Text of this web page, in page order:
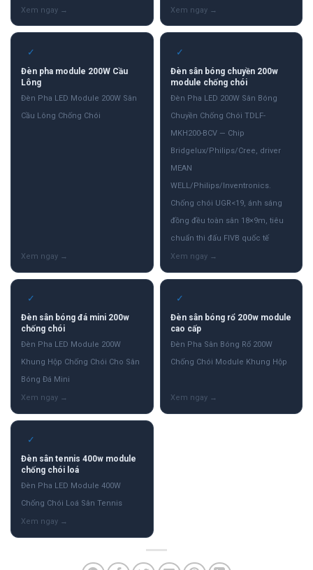
✓
Đèn pha module 200W Cầu
Lông
Đèn Pha LED Module 200W Sân
Cầu Lông Chống Chói
✓
Đèn sân bóng chuyền 200w
module chống chói
Đèn Pha LED 200W Sân Bóng
Chuyền Chống Chói TDLF-
MKH200-BCV — Chip
Bridgelux/Philips/Cree, driver
MEAN
WELL/Philips/Inventronics.
Chống chói UGR<19, ánh sáng
đồng đều toàn sân 18×9m, tiêu
chuẩn thi đấu FIVB quốc tế
✓
Đèn sân bóng đá mini 200w
chống chói
Đèn Pha LED Module 200W
Khung Hộp Chống Chói Cho Sân
Bóng Đá Mini
✓
Đèn sân bóng rổ 200w module
cao cấp
Đèn Pha Sân Bóng Rổ 200W
Chống Chói Module Khung Hộp
✓
Đèn sân tennis 400w module
chống chói loá
Đèn Pha LED Module 400W
Chống Chói Loá Sân Tennis